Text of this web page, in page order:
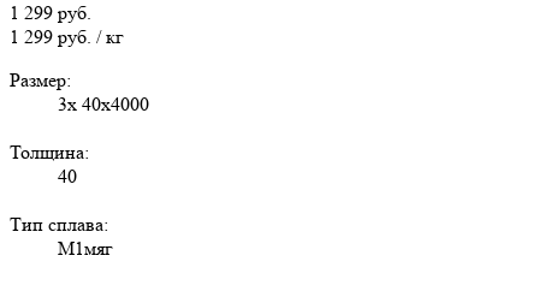
1 299 руб.
1 299 руб. / кг
Размер:
3х 40х4000
Толщина:
40
Тип сплава:
М1мяг